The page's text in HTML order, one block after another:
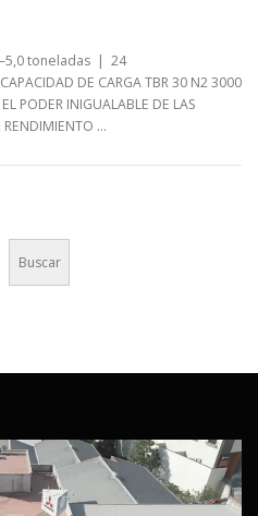
toneladas | 24
DE CARGA TBR 30 N2 3000
PODER INIGUALABLE DE LAS
RENDIMIENTO …
Buscar